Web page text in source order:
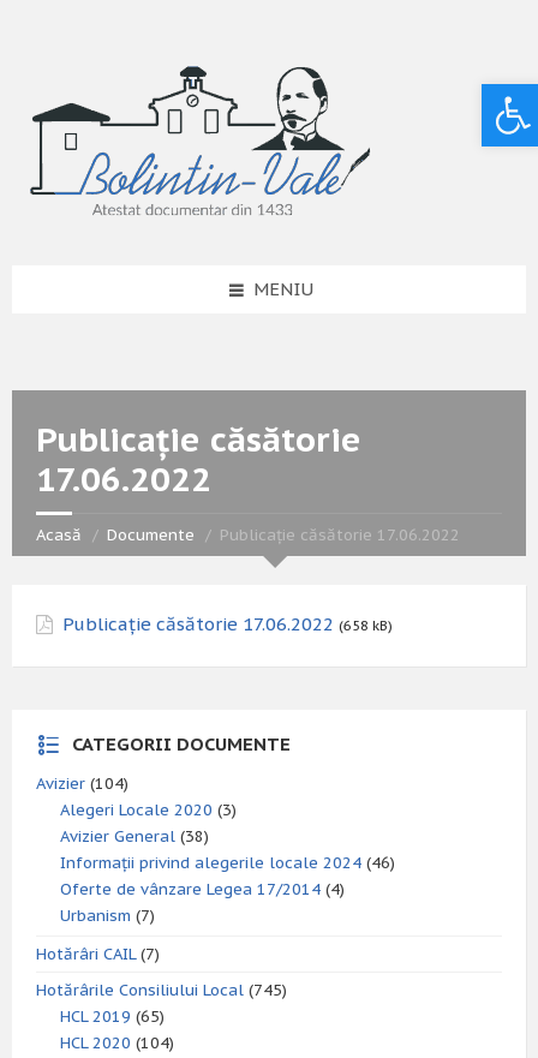
MENIU
Publicație căsătorie
17.06.2022
Acasă Documente Publicație căsătorie 17.06.2022
Publicație căsătorie 17.06.2022 (658 kB)
CATEGORII DOCUMENTE
Avizier (104)
Alegeri Locale 2020 (3)
Avizier General (38)
Informații privind alegerile locale 2024 (46)
Oferte de vânzare Legea 17/2014 (4)
Urbanism (7)
Hotărâri CAIL(7)
Hotărârile Consiliului Local (745)
HCL 2019 (65)
HCL 2020 (104)
Deschide bara de unelte